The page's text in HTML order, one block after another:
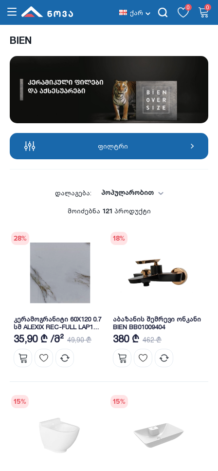
ქარ
0 0
BIEN
ფილტრი
დალაგება: პოპულარობით
მოიძებნა 121 პროდუქტი
28%
კერამოგრანიტი 60X120 0.7
სმ ALEXIX REC-FULL LAP1
BIEN
35,90 ₾ /მ² 49,90 ₾
18%
აბაზანის შემრევი ონკანი
BIEN BB01009404
380 ₾ 462 ₾
15% 15%